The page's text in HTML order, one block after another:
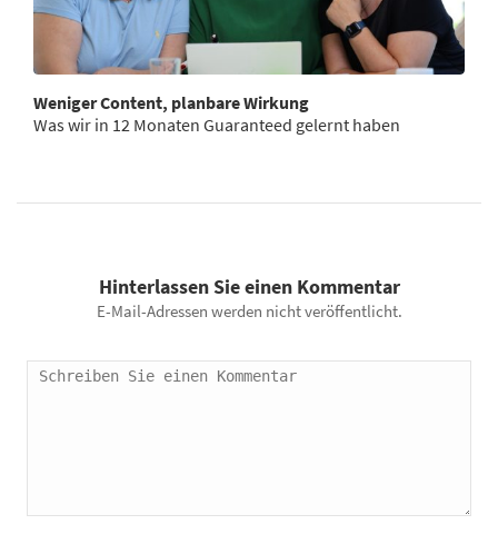
Weniger Content, planbare Wirkung
Was wir in 12 Monaten Guaranteed gelernt haben
Hinterlassen Sie einen Kommentar
E-Mail-Adressen werden nicht veröffentlicht.